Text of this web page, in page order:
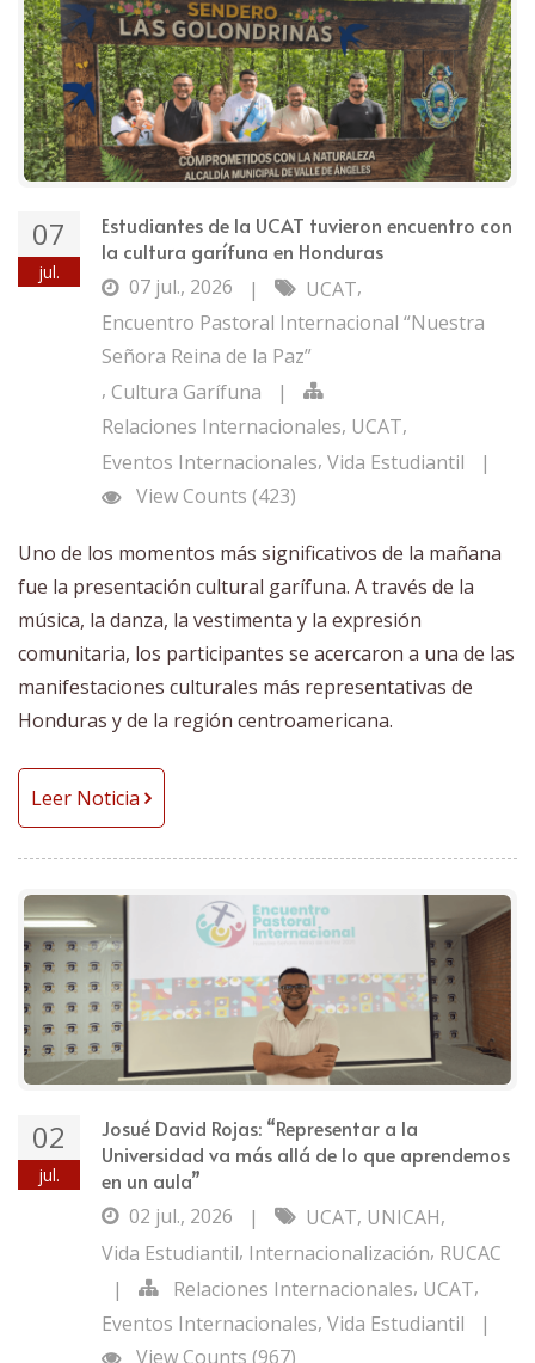
07
jul.
Estudiantes de la UCAT tuvieron encuentro con
la cultura garífuna en Honduras
07 jul., 2026
| UCAT,
Encuentro Pastoral Internacional “Nuestra
Señora Reina de la Paz”
, Cultura Garífuna
|
Relaciones Internacionales, UCAT,
Eventos Internacionales, Vida Estudiantil
|
View Counts (423)
Uno de los momentos más significativos de la mañana
fue la presentación cultural garífuna. A través de la
música, la danza, la vestimenta y la expresión
comunitaria, los participantes se acercaron a una de las
manifestaciones culturales más representativas de
Honduras y de la región centroamericana.
Leer Noticia
02
jul.
Josué David Rojas: “Representar a la
Universidad va más allá de lo que aprendemos
en un aula”
02 jul., 2026
| UCAT, UNICAH,
Vida Estudiantil, Internacionalización, RUCAC
|
Relaciones Internacionales, UCAT,
Eventos Internacionales, Vida Estudiantil
|
View Counts (967)